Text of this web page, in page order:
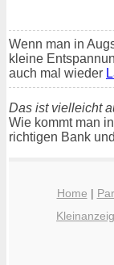
Wenn man in
kleine
auch mal wieder
Das ist vielleicht
Wie kommt man
richtigen Bank
Home |